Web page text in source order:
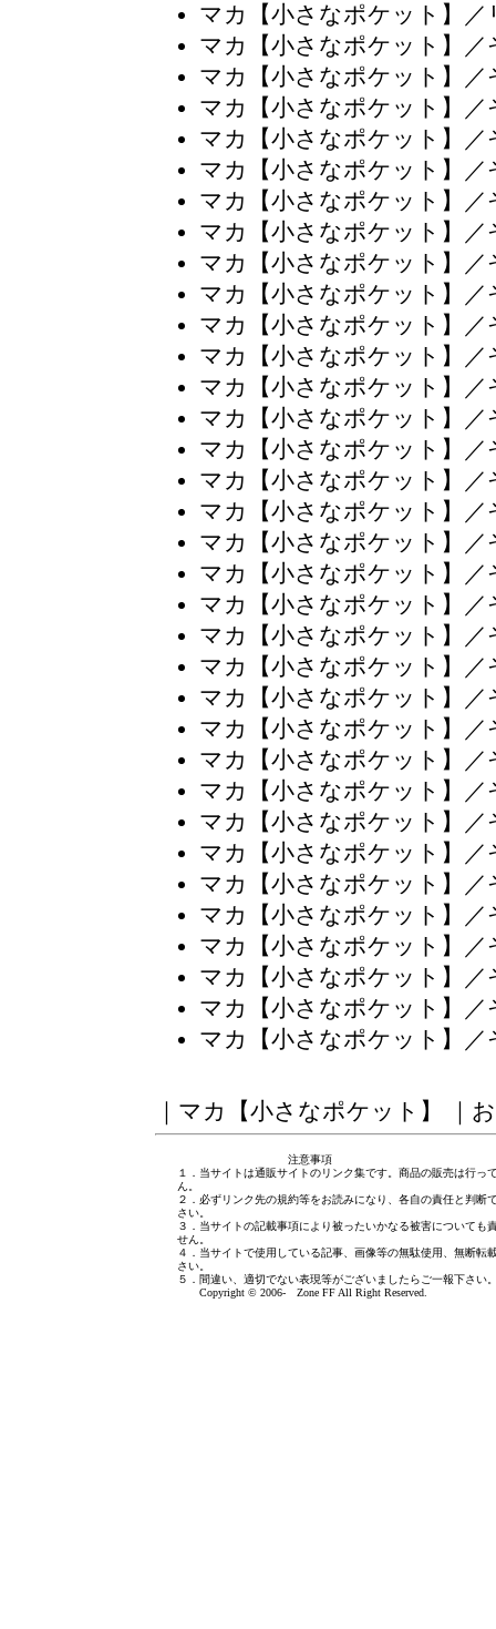
マカ【小さなポケット】／
マカ【小さなポケット】／
マカ【小さなポケット】／
マカ【小さなポケット】／
マカ【小さなポケット】／
マカ【小さなポケット】／
マカ【小さなポケット】／
マカ【小さなポケット】／
マカ【小さなポケット】／
マカ【小さなポケット】／
マカ【小さなポケット】／
マカ【小さなポケット】／
マカ【小さなポケット】／
マカ【小さなポケット】／
マカ【小さなポケット】／
マカ【小さなポケット】／
マカ【小さなポケット】／
マカ【小さなポケット】／
マカ【小さなポケット】／
マカ【小さなポケット】／
マカ【小さなポケット】／
マカ【小さなポケット】／
マカ【小さなポケット】／
マカ【小さなポケット】／
マカ【小さなポケット】／
マカ【小さなポケット】／
マカ【小さなポケット】／
マカ【小さなポケット】／
マカ【小さなポケット】／
マカ【小さなポケット】／
マカ【小さなポケット】／
マカ【小さなポケット】／
マカ【小さなポケット】／
マカ【小さなポケット】／
｜ マカ【小さなポケット】 ｜
注意事項
１．当サイトは通販サイトのリンク集です。商品の販売は行っ
ん。
２．必ずリンク先の規約等をお読みになり、各自の責任と判断
さい。
３．当サイトの記載事項により被ったいかなる被害についても
せん。
４．当サイトで使用している記事、画像等の無駄使用、無断転
さい。
５．間違い、適切でない表現等がございましたら ご一報下さい
Copyright © 2006- Zone FF All Right Reserved.